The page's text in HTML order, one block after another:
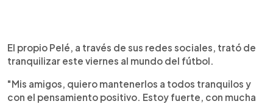
El propio Pelé, a través de sus redes sociales, trató de
tranquilizar este viernes al mundo del fútbol.
"Mis amigos, quiero mantenerlos a todos tranquilos y
con el pensamiento positivo. Estoy fuerte, con mucha